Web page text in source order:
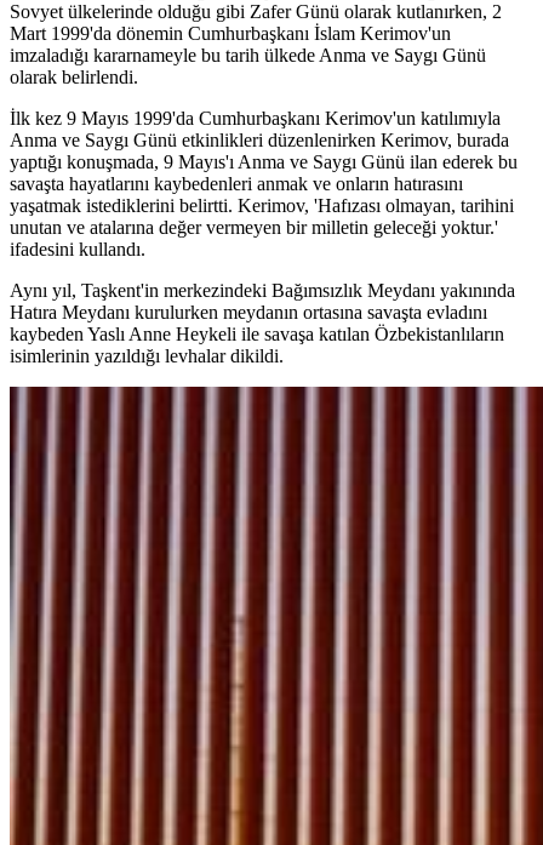
Sovyet ülkelerinde olduğu gibi Zafer Günü olarak kutlanırken, 2
Mart 1999'da dönemin Cumhurbaşkanı İslam Kerimov'un
imzaladığı kararnameyle bu tarih ülkede Anma ve Saygı Günü
olarak belirlendi.
İlk kez 9 Mayıs 1999'da Cumhurbaşkanı Kerimov'un katılımıyla
Anma ve Saygı Günü etkinlikleri düzenlenirken Kerimov, burada
yaptığı konuşmada, 9 Mayıs'ı Anma ve Saygı Günü ilan ederek bu
savaşta hayatlarını kaybedenleri anmak ve onların hatırasını
yaşatmak istediklerini belirtti. Kerimov, 'Hafızası olmayan, tarihini
unutan ve atalarına değer vermeyen bir milletin geleceği yoktur.'
ifadesini kullandı.
Aynı yıl, Taşkent'in merkezindeki Bağımsızlık Meydanı yakınında
Hatıra Meydanı kurulurken meydanın ortasına savaşta evladını
kaybeden Yaslı Anne Heykeli ile savaşa katılan Özbekistanlıların
isimlerinin yazıldığı levhalar dikildi.